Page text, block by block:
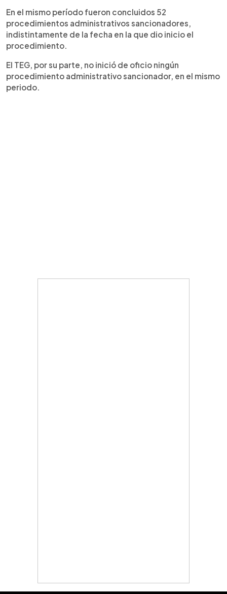
En el mismo período fueron concluidos 52
procedimientos administrativos sancionadores,
indistintamente de la fecha en la que dio inicio el
procedimiento.
El TEG, por su parte, no inició de oficio ningún
procedimiento administrativo sancionador, en el mismo
periodo.